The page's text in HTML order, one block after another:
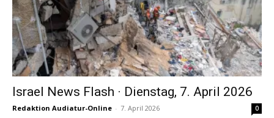
Israel News Flash · Dienstag, 7. April 2026
Redaktion Audiatur-Online - 7. April 2026 0